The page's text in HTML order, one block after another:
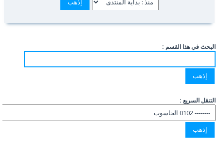
البحث في هذا القسم :
التنقل السريع :